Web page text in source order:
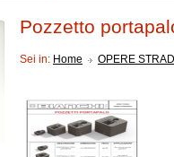
Pozzetto
Sei in: Home OPERE